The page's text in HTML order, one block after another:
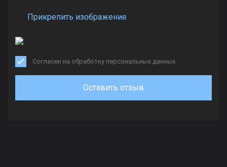
Прикрепить изображение
Согласен на обработку персональных данных
Оставить отзыв